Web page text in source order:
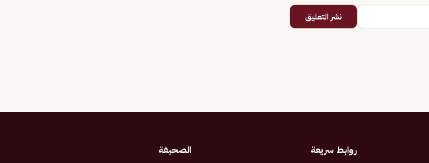
نشر التعليق
روابط سريعة الصحيفة